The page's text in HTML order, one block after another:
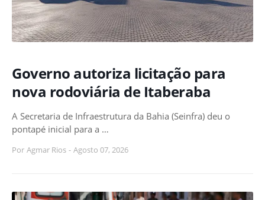
Governo autoriza licitação para
nova rodoviária de Itaberaba
A Secretaria de Infraestrutura da Bahia (Seinfra) deu o
pontapé inicial para a …
Por Agmar Rios - Agosto 07, 2026